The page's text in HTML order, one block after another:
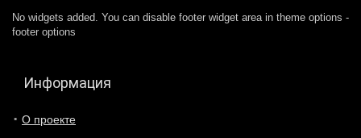
No widgets added. You can disable footer widget area in theme options -
footer options
Информация
О проекте